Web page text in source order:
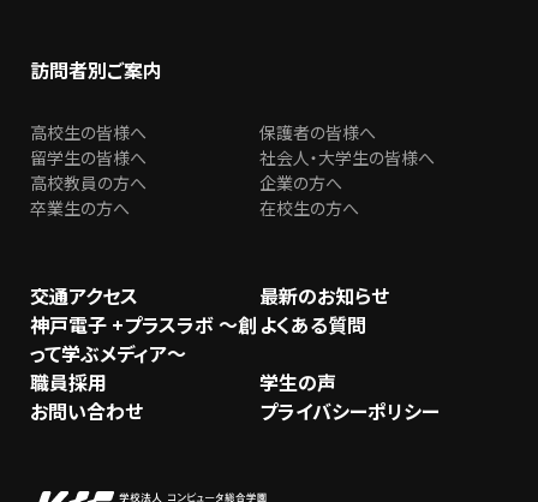
訪問者別ご案内
高校生の皆様へ
保護者の皆様へ
留学生の皆様へ
社会人・大学生の皆様へ
高校教員の方へ
企業の方へ
卒業生の方へ
在校生の方へ
交通アクセス
最新のお知らせ
神戸電子 +プラスラボ ～創
って学ぶメディア～
よくある質問
職員採用
学生の声
お問い合わせ
プライバシーポリシー